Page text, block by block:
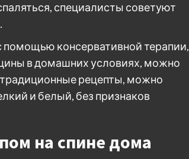
специалисты советуют
помощью консервативной терапии,
в домашних условиях, можно
рецепты, можно
и белый, без признаков
на спине дома